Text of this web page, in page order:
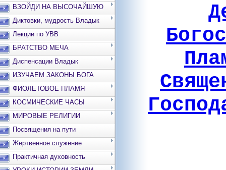
ВЗОЙДИ НА ВЫСОЧАЙШУЮ
ВЕРШИНУ
Диктовки, мудрость Владык
Лекции по УВВ
БРАТСТВО МЕЧА
Диспенсации Владык
ИЗУЧАЕМ ЗАКОНЫ БОГА
ФИОЛЕТОВОЕ ПЛАМЯ
КОСМИЧЕСКИЕ ЧАСЫ
МИРОВЫЕ РЕЛИГИИ
Посвящения на пути
Жертвенное служение
Практичная духовность